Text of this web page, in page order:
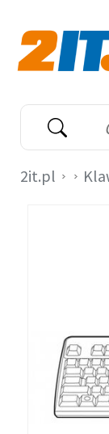
Wyszukiwarka
Słowo kluczowe
2it.pl